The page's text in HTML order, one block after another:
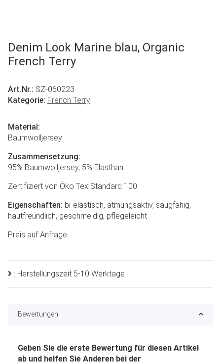
Denim Look Marine blau, Organic
French Terry
Art.Nr.: SZ-060223
Kategorie: French Terry
Material:
Baumwolljersey
Zusammensetzung:
95% Baumwolljersey, 5% Elasthan
Zertifiziert von Öko Tex Standard 100
Eigenschaften: bi-elastisch, atmungsaktiv, saugfähig,
hautfreundlich, geschmeidig, pflegeleicht
Preis auf Anfrage
: Herstellungszeit 5-10 Werktage
Bewertungen
Geben Sie die erste Bewertung für diesen Artikel
ab und helfen Sie Anderen bei der